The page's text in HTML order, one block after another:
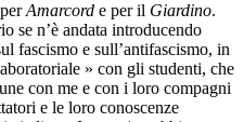
perAmarcord e per il Giardino.
se n’è andata introducendo
fascismo e sull’antifascismo, in
» con gli studenti, che
con me e con i loro compagni
e le loro conoscenze